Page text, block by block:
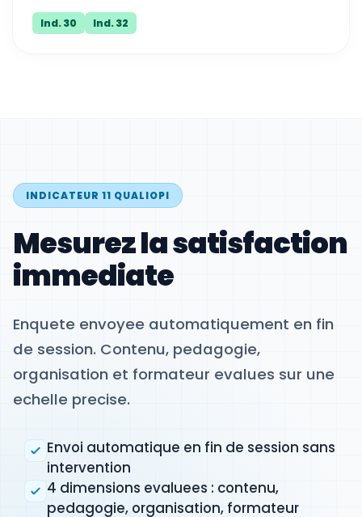
Ind. 30 Ind. 32
INDICATEUR 11 QUALIOPI
Mesurez la satisfaction
immediate
Enquete envoyee automatiquement en fin
de session. Contenu, pedagogie,
organisation et formateur evalues sur une
echelle precise.
Envoi automatique en fin de session sans
intervention
4 dimensions evaluees : contenu,
pedagogie, organisation, formateur